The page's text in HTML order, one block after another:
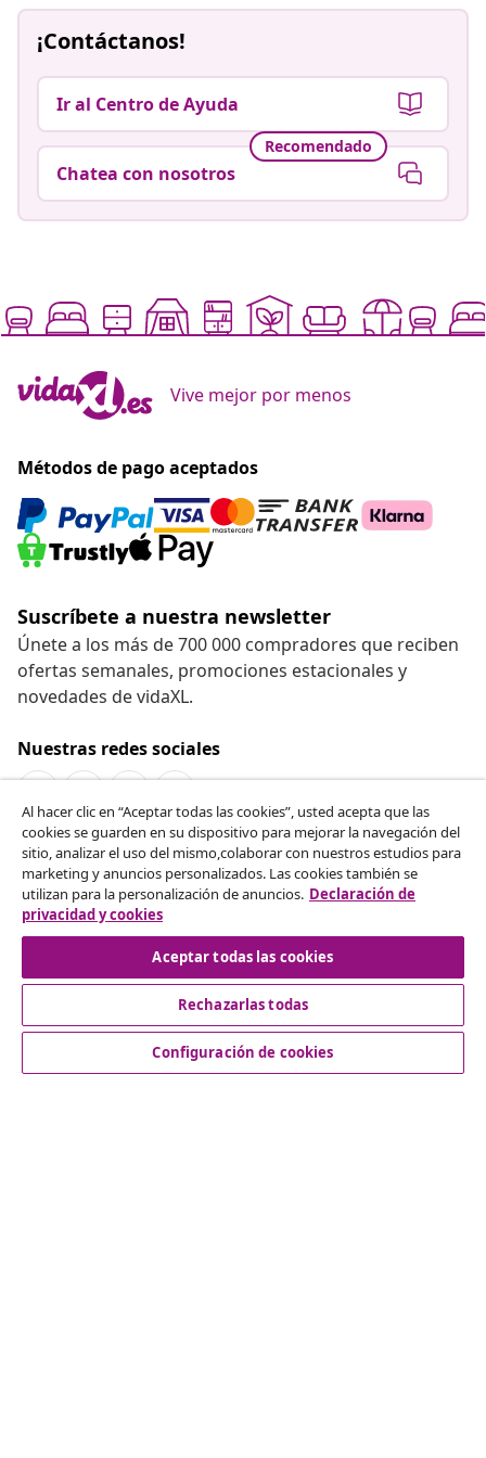
¡Contáctanos!
Ir al Centro de Ayuda
Recomendado
Chatea con nosotros
Vive mejor por menos
Métodos de pago aceptados
Suscríbete a nuestra newsletter
Únete a los más de 700 000 compradores que reciben
ofertas semanales, promociones estacionales y
novedades de vidaXL.
Nuestras redes sociales
Desistir del contrato
Solicita la cancelación de tu pedido.
Desistir del contrato
Servicio al Cliente
Al hacer clic en “Aceptar todas las cookies”, usted acepta que las
cookies se guarden en su dispositivo para mejorar la navegación del
sitio, analizar el uso del mismo,colaborar con nuestros estudios para
marketing y anuncios personalizados. Las cookies también se
utilizan para la personalización de anuncios. Declaración de
privacidad y cookies
Aceptar todas las cookies
Rechazarlas todas
Configuración de cookies